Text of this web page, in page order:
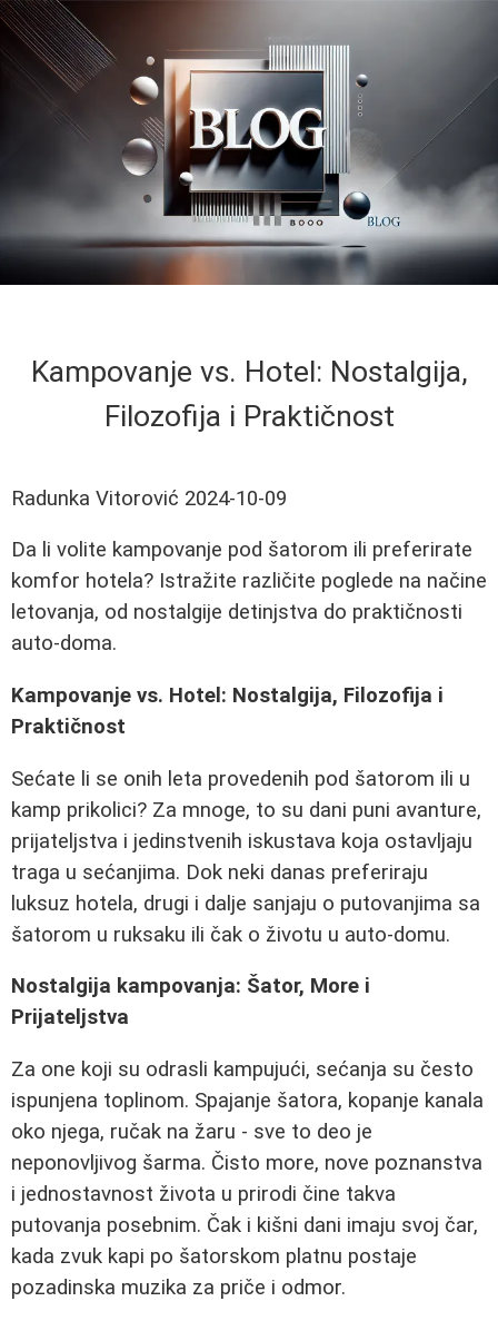
Kampovanje vs. Hotel: Nostalgija,
Filozofija i Praktičnost
Radunka Vitorović 2024-10-09
Da li volite kampovanje pod šatorom ili preferirate
komfor hotela? Istražite različite poglede na načine
letovanja, od nostalgije detinjstva do praktičnosti
auto-doma.
Kampovanje vs. Hotel: Nostalgija, Filozofija i
Praktičnost
Sećate li se onih leta provedenih pod šatorom ili u
kamp prikolici? Za mnoge, to su dani puni avanture,
prijateljstva i jedinstvenih iskustava koja ostavljaju
traga u sećanjima. Dok neki danas preferiraju
luksuz hotela, drugi i dalje sanjaju o putovanjima sa
šatorom u ruksaku ili čak o životu u auto-domu.
Nostalgija kampovanja: Šator, More i
Prijateljstva
Za one koji su odrasli kampujući, sećanja su često
ispunjena toplinom. Spajanje šatora, kopanje kanala
oko njega, ručak na žaru - sve to deo je
neponovljivog šarma. Čisto more, nove poznanstva
i jednostavnost života u prirodi čine takva
putovanja posebnim. Čak i kišni dani imaju svoj čar,
kada zvuk kapi po šatorskom platnu postaje
pozadinska muzika za priče i odmor.